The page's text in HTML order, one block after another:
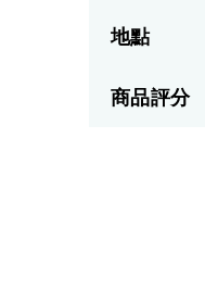
地點
商品評分